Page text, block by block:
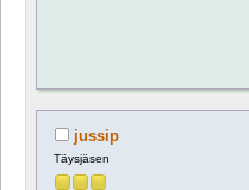
jussip
Täysjäsen